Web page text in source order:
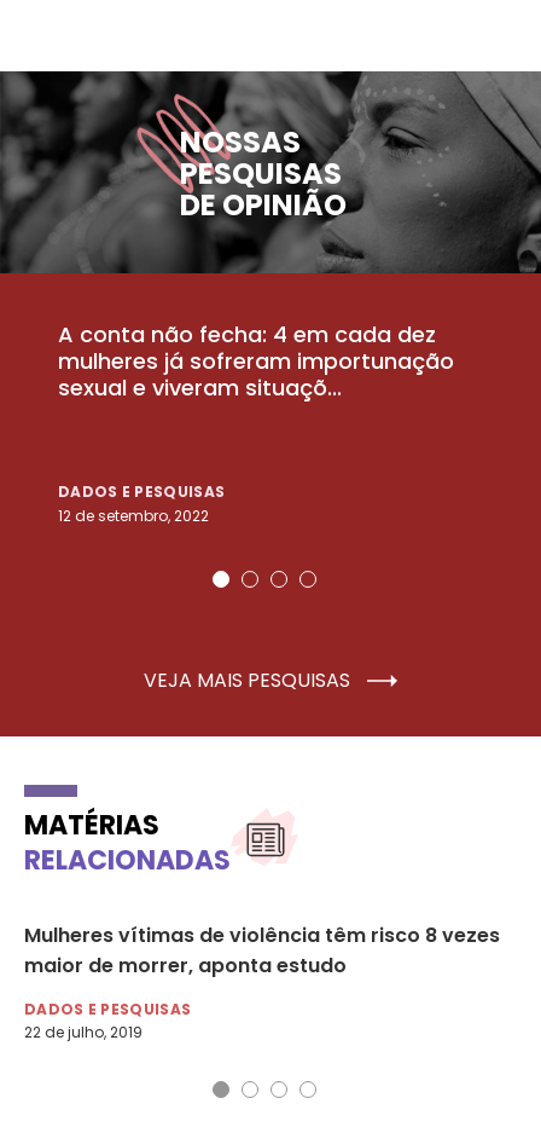
NOSSAS
PESQUISAS
DE OPINIÃO
A conta não fecha: 4 em cada dez
mulheres já sofreram importunação
sexual e viveram situaçõ...
DADOS E PESQUISAS
12 de setembro, 2022
VEJA MAIS PESQUISAS
MATÉRIAS
RELACIONADAS
Mulheres vítimas de violência têm risco 8 vezes
maior de morrer, aponta estudo
DADOS E PESQUISAS
22 de julho, 2019